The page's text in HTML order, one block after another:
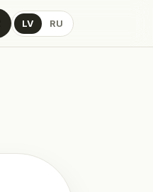
LV RU